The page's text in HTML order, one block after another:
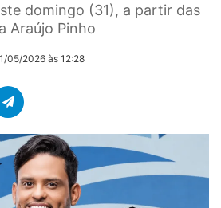
domingo (31), a partir das
Araújo Pinho
05/2026 às 12:28